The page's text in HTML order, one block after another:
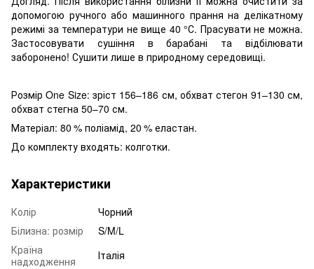
допомогою ручного або машинного прання на делікатному
режимі за температури не вище 40 °С. Прасувати не можна.
Застосовувати сушіння в барабані та відбілювати
заборонено! Сушити лише в природному середовищі.
Розмір One Size: зріст 156–186 см, обхват стегон 91–130 см,
обхват стегна 50–70 см.
Матеріал: 80 % поліамід, 20 % еластан.
До комплекту входять: колготки.
Характеристики
Колір
Чорний
Білизна: розмір
S/M/L
Країна
надходження
Італія